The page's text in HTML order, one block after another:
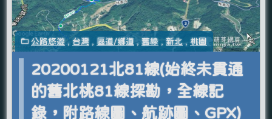
公路悠遊,台灣 , 區道/鄉道 ,舊線 ,新北,桃園
20200121北81線(始終未貫通
的舊北桃81線探勘，全線記
錄，附路線圖、航跡圖、GPX)